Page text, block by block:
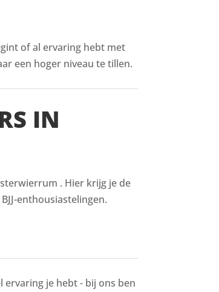
of al ervaring hebt met
een hoger niveau te tillen.
IN
. Hier krijg je de
enthousiastelingen.
ervaring je hebt - bij ons ben